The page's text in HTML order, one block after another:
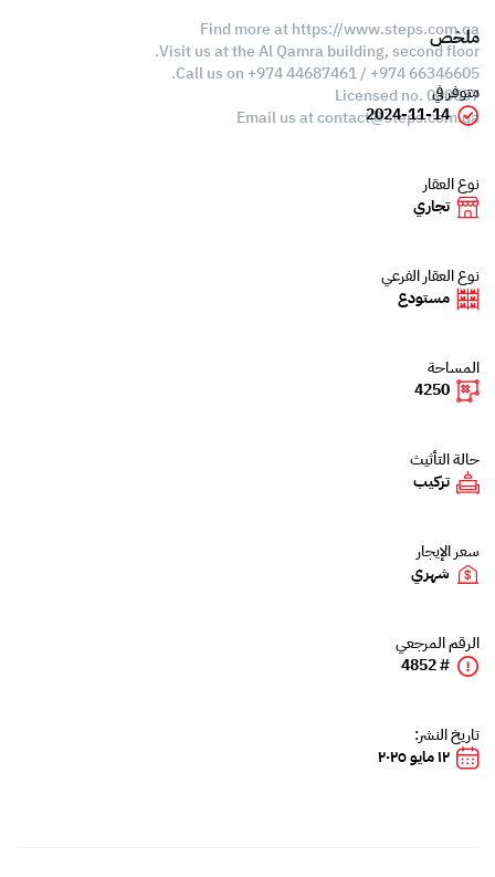
Find more at https://www.steps.com.qa
Visit us at the Al Qamra building, second floor.
Call us on +974 44687461 / +974 66346605.
Licensed no. 000037
Email us atcontact@steps.com.qa
ملخص
متوفر في
2024-11-14
نوع العقار
تجاري
نوع العقار الفرعي
مستودع
المساحة
4250
حالة التأثيث
تركيب
سعر الإيجار
شهري
الرقم المرجعي
# 4852
تاريخ النشر:
١٢ مايو ٢٠٢٥